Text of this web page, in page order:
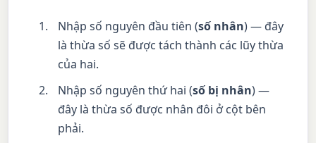
Nhập số nguyên đầu tiên (số nhân) — đây
là thừa số sẽ được tách thành các lũy thừa
của hai.
Nhập số nguyên thứ hai (số bị nhân) —
đây là thừa số được nhân đôi ở cột bên
phải.